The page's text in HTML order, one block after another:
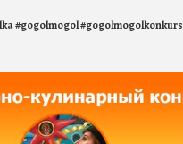
#gogolmogol#gogolmogolkonkurs